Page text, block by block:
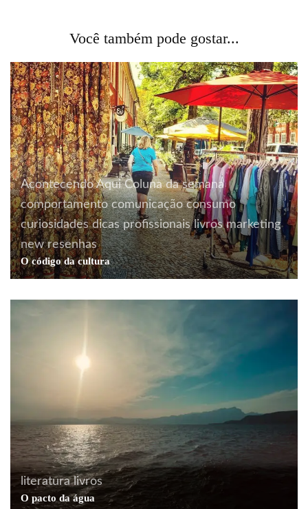
Você também pode gostar...
Acontecendo Aqui Coluna da semana
comportamento comunicação consumo
curiosidades dicas profissionais livros marketing
new resenhas
O código da cultura
literatura livros
O pacto da água